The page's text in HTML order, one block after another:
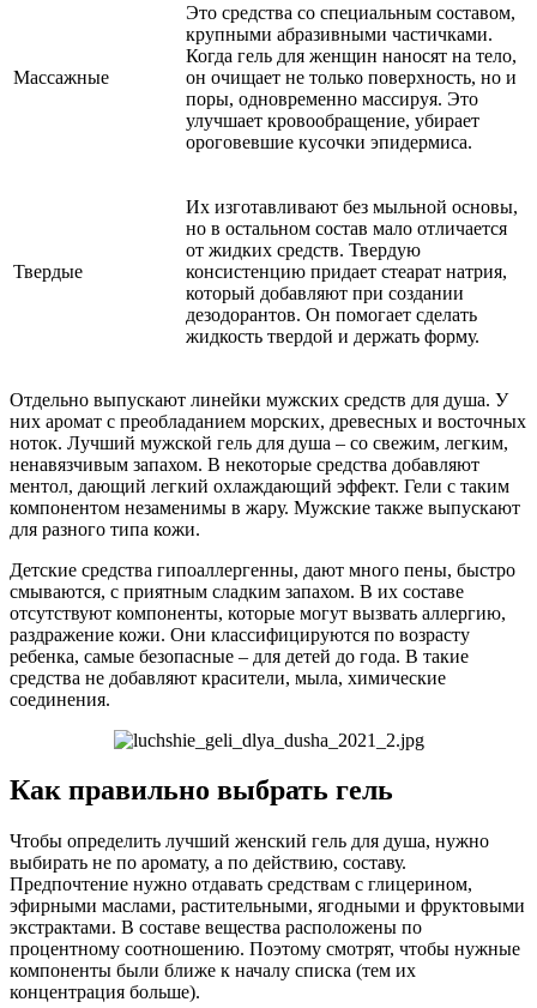
Массажные
Это средства со специальным составом,
крупными абразивными частичками.
Когда гель для женщин наносят на тело,
он очищает не только поверхность, но и
поры, одновременно массируя. Это
улучшает кровообращение, убирает
ороговевшие кусочки эпидермиса.
Твердые
Их изготавливают без мыльной основы,
но в остальном состав мало отличается
от жидких средств. Твердую
консистенцию придает стеарат натрия,
который добавляют при создании
дезодорантов. Он помогает сделать
жидкость твердой и держать форму.
Отдельно выпускают линейки мужских средств для душа. У
них аромат с преобладанием морских, древесных и восточных
ноток. Лучший мужской гель для душа – со свежим, легким,
ненавязчивым запахом. В некоторые средства добавляют
ментол, дающий легкий охлаждающий эффект. Гели с таким
компонентом незаменимы в жару. Мужские также выпускают
для разного типа кожи.
Детские средства гипоаллергенны, дают много пены, быстро
смываются, с приятным сладким запахом. В их составе
отсутствуют компоненты, которые могут вызвать аллергию,
раздражение кожи. Они классифицируются по возрасту
ребенка, самые безопасные – для детей до года. В такие
средства не добавляют красители, мыла, химические
соединения.
Как правильно выбрать гель
Чтобы определить лучший женский гель для душа, нужно
выбирать не по аромату, а по действию, составу.
Предпочтение нужно отдавать средствам с глицерином,
эфирными маслами, растительными, ягодными и фруктовыми
экстрактами. В составе вещества расположены по
процентному соотношению. Поэтому смотрят, чтобы нужные
компоненты были ближе к началу списка (тем их
концентрация больше).